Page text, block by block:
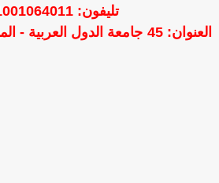
تليفون: 01001064011 002
العنوان: 45 جامعة الدول العربية - المهندسين - الجيزة - مصر